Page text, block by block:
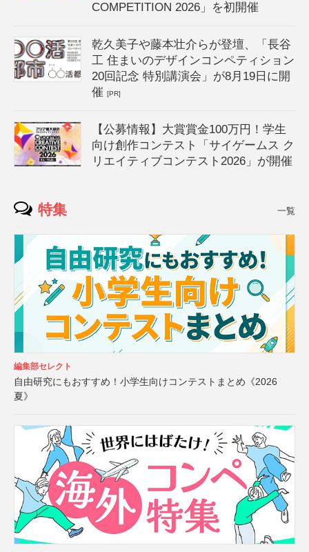
COMPETITION 2026」を初開催
乾久美子や藤本壮介らが登壇、「長谷
工 住まいのデザインコンペティション
20回記念 特別講演会」が8月19日に開
催[PR]
【公募情報】大賞賞金100万円！学生
向け創作コンテスト「サイゲームス ク
リエイティブコンテスト2026」が開催
特集 一覧
編集部セレクト
自由研究にもおすすめ！小学生向けコンテストまとめ《2026
夏》